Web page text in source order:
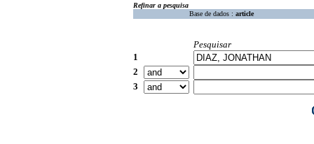
Refinar a pesquisa
Base de dados : article
Pesquisar
1
2
3